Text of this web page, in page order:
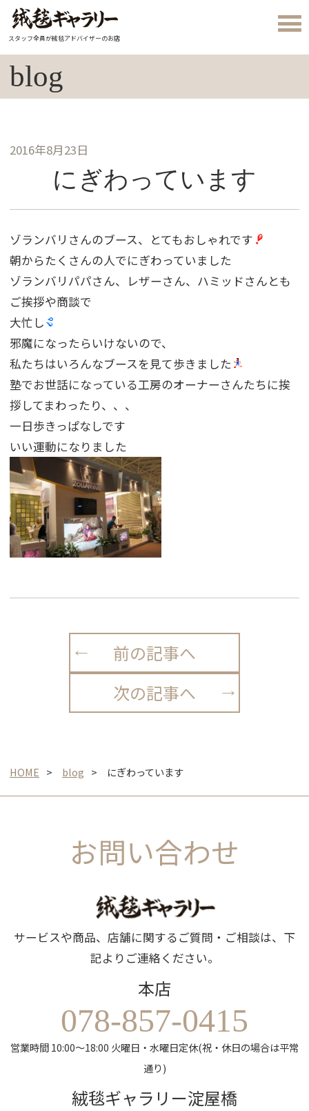
スタッフ全員が絨毯アドバイザーのお店
blog
2016年8月23日
にぎわっています
ゾランバリさんのブース、とてもおしゃれです
朝からたくさんの人でにぎわっていました
ゾランバリパパさん、レザーさん、ハミッドさんとも
ご挨拶や商談で
大忙し
邪魔になったらいけないので、
私たちはいろんなブースを見て歩きました
塾でお世話になっている工房のオーナーさんたちに挨
拶してまわったり、、、
一日歩きっぱなしです
いい運動になりました
前の記事へ
次の記事へ
HOME blog にぎわっています
お問い合わせ
サービスや商品、店舗に関するご質問・ご相談は、下
記よりご連絡ください。
本店
078-857-0415
営業時間 10:00～18:00 火曜日・水曜日定休(祝・休日の場合は平常
通り)
絨毯ギャラリー淀屋橋